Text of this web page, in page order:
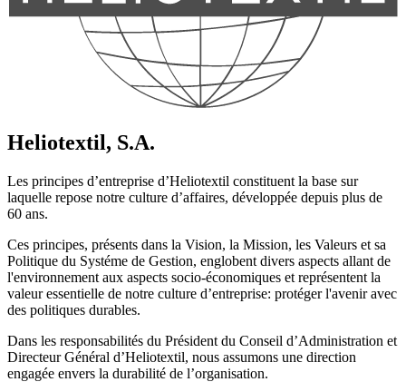
Heliotextil, S.A.
Les principes d’entreprise d’Heliotextil constituent la base sur
laquelle repose notre culture d’affaires, développée depuis plus de
60 ans.
Ces principes, présents dans la Vision, la Mission, les Valeurs et sa
Politique du Systéme de Gestion, englobent divers aspects allant de
l'environnement aux aspects socio-économiques et représentent la
valeur essentielle de notre culture d’entreprise: protéger l'avenir avec
des politiques durables.
Dans les responsabilités du Président du Conseil d’Administration et
Directeur Général d’Heliotextil, nous assumons une direction
engagée envers la durabilité de l’organisation.